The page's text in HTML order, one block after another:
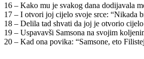
16 – Kako mu je svakog dana dodijavala
17 – I otvori joj cijelo svoje srce: “Nikada
18 – Delila tad shvati da joj je otvorio
19 – Uspavavši Samsona na svojim
20 – Kad ona povika: “Samsone, eto